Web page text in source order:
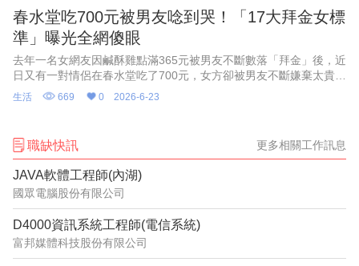
春水堂吃700元被男友唸到哭！「17大拜金女標
準」曝光全網傻眼
去年一名女網友因鹹酥雞點滿365元被男友不斷數落「拜金」後，近
日又有一對情侶在春水堂吃了700元，女方卻被男友不斷嫌棄太貴，
該事件再度引發社群熱烈討論。對此更有網友反諷整理出近年來爆
紅的一套拜金女標準
生活 669 0 2026-6-23
職缺快訊 更多相關工作訊息
JAVA軟體工程師(內湖)
國眾電腦股份有限公司
D4000資訊系統工程師(電信系統)
富邦媒體科技股份有限公司